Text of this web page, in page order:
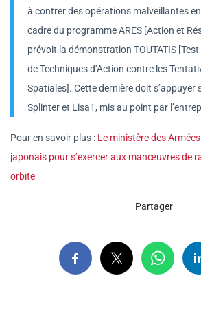
à contrer des opérations malveillantes
cadre du programme ARES [Action et
prévoit la démonstration TOUTATIS
de Techniques d’Action contre les
Spatiales]. Cette dernière doit s’appuyer
Splinter et Lisa1, mis au point par
Pour en savoir plus : Le ministère des
japonais pour s’exercer aux manœuvres de
orbite
Partager